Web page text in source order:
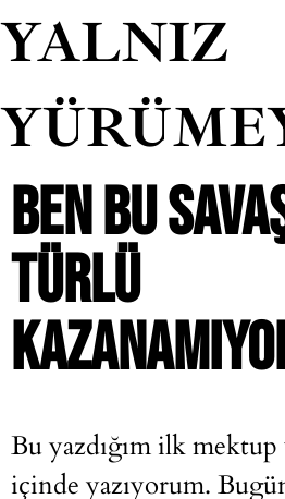
YALNIZ
BEN BU
TÜRLÜ
Bu yazdığım ilk mektup
içinde yazıyorum.